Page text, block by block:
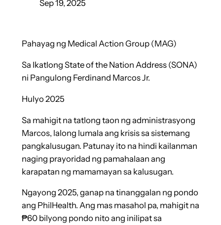
Sep 19, 2025
Pahayag ng Medical Action Group (MAG)
Sa Ikatlong State of the Nation Address (SONA)
ni Pangulong Ferdinand Marcos Jr.
Hulyo 2025
Sa mahigit na tatlong taon ng administrasyong
Marcos, lalong lumala ang krisis sa sistemang
pangkalusugan. Patunay ito na hindi kailanman
naging prayoridad ng pamahalaan ang
karapatan ng mamamayan sa kalusugan.
Ngayong 2025, ganap na tinanggalan ng pondo
ang PhilHealth. Ang mas masahol pa, mahigit na
₱60 bilyong pondo nito ang inilipat sa